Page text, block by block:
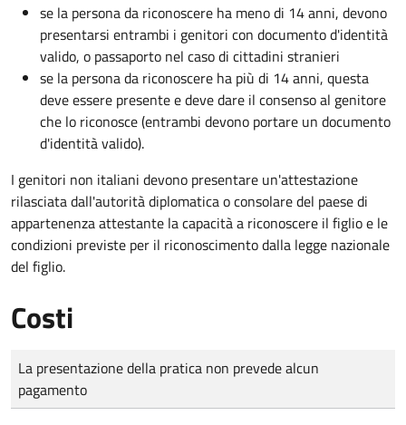
se la persona da riconoscere ha meno di 14 anni, devono
presentarsi entrambi i genitori con documento d'identità
valido, o passaporto nel caso di cittadini stranieri
se la persona da riconoscere ha più di 14 anni, questa
deve essere presente e deve dare il consenso al genitore
che lo riconosce (entrambi devono portare un documento
d'identità valido).
I genitori non italiani devono presentare un'attestazione
rilasciata dall'autorità diplomatica o consolare del paese di
appartenenza attestante la capacità a riconoscere il figlio e le
condizioni previste per il riconoscimento dalla legge nazionale
del figlio.
Costi
Tipo di pagamento
Importo
La presentazione della pratica non prevede alcun
pagamento